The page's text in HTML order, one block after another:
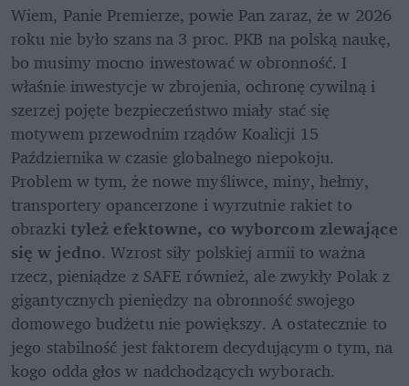
Wiem, Panie Premierze, powie Pan zaraz, że w 2026
roku nie było szans na 3 proc. PKB na polską naukę,
bo musimy mocno inwestować w obronność. I
właśnie inwestycje w zbrojenia, ochronę cywilną i
szerzej pojęte bezpieczeństwo miały stać się
motywem przewodnim rządów Koalicji 15
Października w czasie globalnego niepokoju.
Problem w tym, że nowe myśliwce, miny, hełmy,
transportery opancerzone i wyrzutnie rakiet to
obrazki tyleż efektowne, co wyborcom zlewające
się w jedno. Wzrost siły polskiej armii to ważna
rzecz, pieniądze z SAFE również, ale zwykły Polak z
gigantycznych pieniędzy na obronność swojego
domowego budżetu nie powiększy. A ostatecznie to
jego stabilność jest faktorem decydującym o tym, na
kogo odda głos w nadchodzących wyborach.